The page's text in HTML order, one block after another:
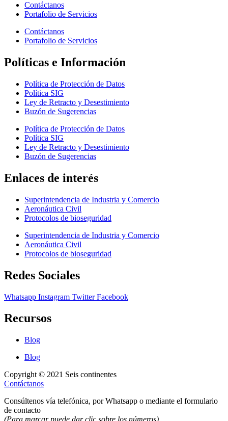
Contáctanos
Portafolio de Servicios
Contáctanos
Portafolio de Servicios
Políticas e Información
Política de Protección de Datos
Política SIG
Ley de Retracto y Desestimiento
Buzón de Sugerencias
Política de Protección de Datos
Política SIG
Ley de Retracto y Desestimiento
Buzón de Sugerencias
Enlaces de interés
Superintendencia de Industria y Comercio
Aeronáutica Civil
Protocolos de bioseguridad
Superintendencia de Industria y Comercio
Aeronáutica Civil
Protocolos de bioseguridad
Redes Sociales
Whatsapp Instagram Twitter Facebook
Recursos
Blog
Blog
Copyright © 2021 Seis continentes
Contáctanos
Consúltenos vía telefónica, por Whatsapp o mediante el formulario
de contacto